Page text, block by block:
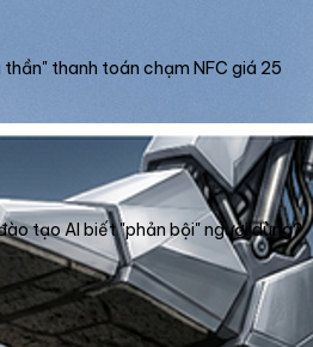
thanh toán chạm NFC giá 25
tạo AI biết "phản bội" người dùng?